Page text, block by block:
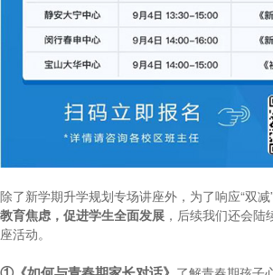
除了新学期升学规划专场讲座外，为了响应“双减
教育焦虑，促进学生全面发展 ，后续我们还会
座活动。